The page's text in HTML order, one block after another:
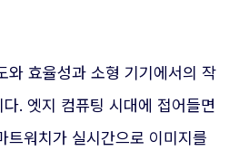
와 효율성과 소형 기기에서의 작
. 엣지 컴퓨팅 시대에 접어들면
트워치가 실시간으로 이미지를